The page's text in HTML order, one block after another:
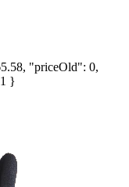
"priceOld": 0,
}